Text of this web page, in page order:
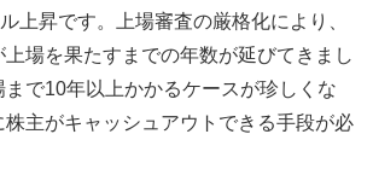
上昇です。上場審査の厳格化により、
上場を果たすまでの年数が延びてきまし
で10年以上かかるケースが珍しくな
株主がキャッシュアウトできる手段が必